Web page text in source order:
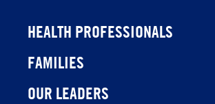
HEALTH PROFESSIONALS
FAMILIES
OUR LEADERS